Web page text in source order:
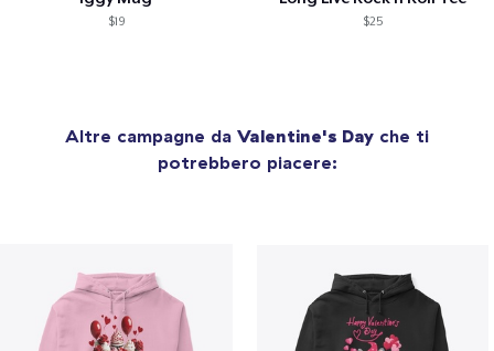
$19 $25
Altre campagne da Valentine's Day che ti
potrebbero piacere: